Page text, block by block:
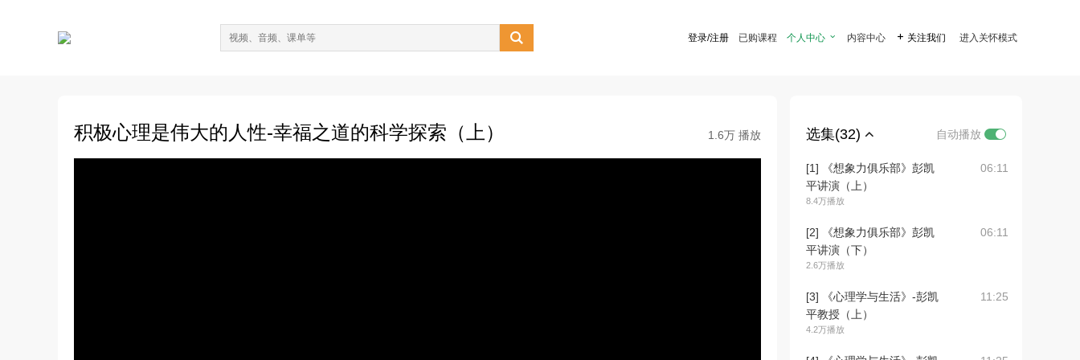
 登录/注册 已购课程 个人中心  内容中心  关注我们 进入关怀模式
积极心理是伟大的人性-幸福之道的科学探索（上） 1.6万 播放 选集(32) 自动播放
[1] 《想象力俱乐部》彭凯
平讲演（上）
8.4万播放
06:11
[2] 《想象力俱乐部》彭凯
平讲演（下）
2.6万播放
06:11
[3] 《心理学与生活》-彭凯
平教授（上）
4.2万播放
11:25